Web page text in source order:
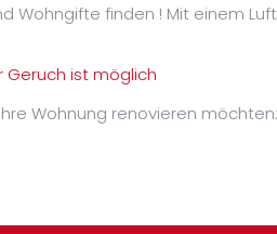
Wohngifte finden ! Mit einem
Geruch ist möglich
Wohnung renovieren